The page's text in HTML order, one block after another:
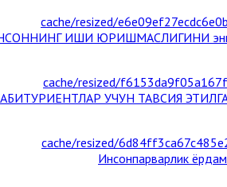
ИШИ ЮРИШМАСЛИГИНИ энг
АБИТУРИЕНТЛАР УЧУН ТАВСИЯ
Инсонпарварлик